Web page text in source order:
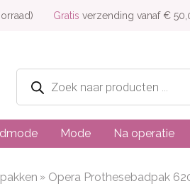
Gratis verzending vanaf €
Producten
zoeken
Mode Na operatie
Opera Prothesebadpak